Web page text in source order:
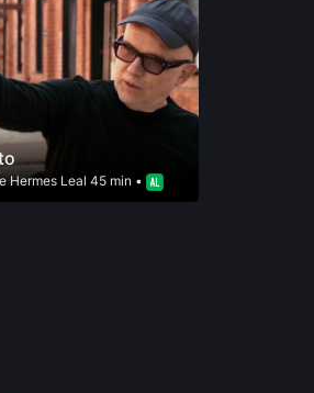
Hermes Leal 45 min •